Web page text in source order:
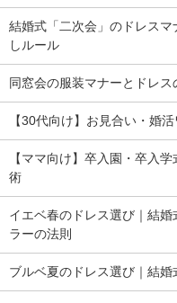
結婚式「二次会」のドレス
しルール
同窓会の服装マナーとドレ
【30代向け】お見合い・婚
【ママ向け】卒入園・卒入
術
イエベ春のドレス選び｜結
ラーの法則
ブルベ夏のドレス選び｜結